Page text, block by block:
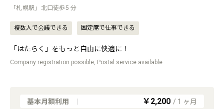
「札幌駅」北口徒歩5 分
複数人で会議できる 固定席で仕事できる
「はたらく」をもっと自由に快適に！
Company registration possible, Postal service available
基本月額利用 ￥2,200 / 1 ヶ月